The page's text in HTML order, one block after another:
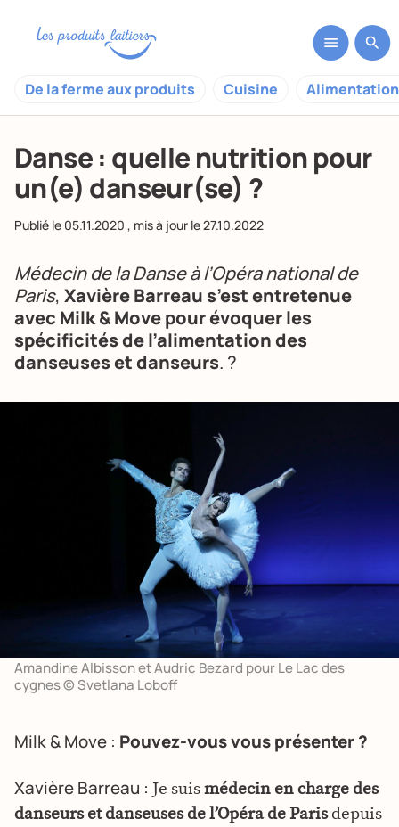
De la ferme aux produits Cuisine
Danse : quelle nutrition pour
un(e) danseur(se) ?
Publié le 05.11.2020 , mis à jour le27.10.2022
Médecin de la Danse à l’Opéra national de
Paris, Xavière Barreau s’est entretenue
avec Milk & Move pour évoquer les
spécificités de l’alimentation des
danseuses et danseurs. ?
Amandine Albisson et Audric Bezard pour Le Lac des
cygnes © Svetlana Loboff
Milk & Move : Pouvez-vous vous présenter ?
Xavière Barreau : Je suis médecin en charge des
danseurs et danseuses de l’Opéra de Parisdepuis